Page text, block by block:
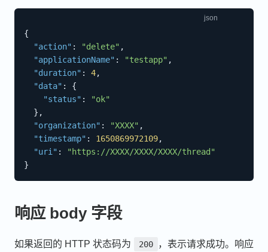
{
"action" : "delete" ,
"applicationName" : "testapp" ,
"duration" : 4,
"data" :
{
"status" :
"ok"
} ,
"organization" : "XXXX" ,
"timestamp" : 1650869972109,
"uri" :
"https://XXXX/XXXX/XXXX/thread"
}
响应 body 字段
如果返回的 HTTP 状态码为 200
，表示请求成功。响应